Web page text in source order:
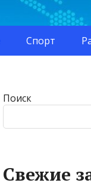
Спорт
Поиск
Свежие